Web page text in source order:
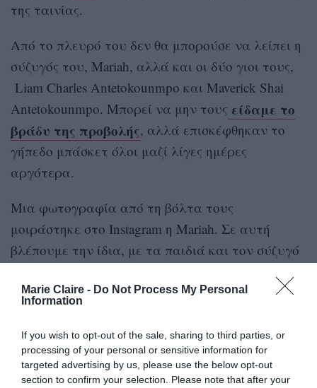
Marie Claire - Do Not Process My Personal
Information
If you wish to opt-out of the sale, sharing to third parties, or
processing of your personal or sensitive information for
targeted advertising by us, please use the below opt-out
section to confirm your selection. Please note that after your
της ταινίας.
Από το πλευρό του δεν θα μπορούσε να λείπει η
σύζυγός του, Mariah, αλλά και οι δύο γιοι τους,
Liam Charles Antetokounmpo και Maverick Shai
Antetokounmpo. Μπορεί να μην τους είδαμε το
βράδυ της προβολής, αλλά επισκέφθηκαν το
γήπεδο μπάσκετ όλοι μαζί λίγες ημέρες
αργότερα.
Μια φωτογραφία από τη βόλτα τους
μοιράστηκε στο Instagram η Mariah. Σε αυτή
βλέπουμε την ίδια, με τα παιδιά και τον σύζυγό
Riddlesprigger και Catherine Riddlesprigger.